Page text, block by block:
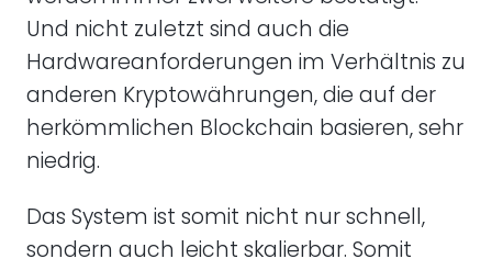
Und nicht zuletzt sind auch die
Hardwareanforderungen im Verhältnis zu
anderen Kryptowährungen, die auf der
herkömmlichen Blockchain basieren, sehr
niedrig.
Das System ist somit nicht nur schnell,
sondern auch leicht skalierbar. Somit